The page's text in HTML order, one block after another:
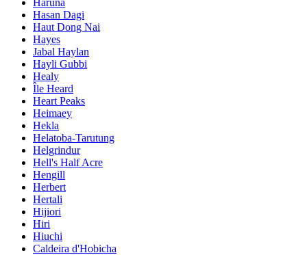
Hasan Dagi
Haut Dong Nai
Hayes
Jabal Haylan
Hayli Gubbi
Healy
Île Heard
Heart Peaks
Heimaey
Hekla
Helatoba-Tarutung
Helgrindur
Hell's Half Acre
Hengill
Herbert
Hertali
Hijiori
Hiri
Hiuchi
Caldeira d'Hobicha